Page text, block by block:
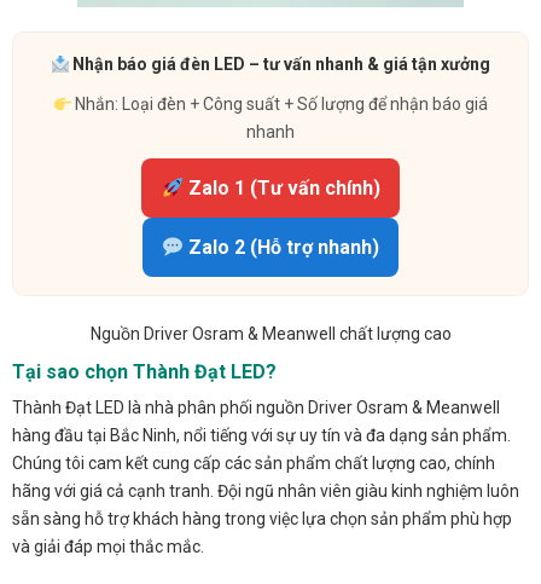
Nhận báo giá đèn LED – tư vấn nhanh & giá tận xưởng
Nhắn: Loại đèn + Công suất + Số lượng để nhận báo giá
nhanh
Zalo 1 (Tư vấn chính)
Zalo 2 (Hỗ trợ nhanh)
Nguồn Driver Osram & Meanwell chất lượng cao
Tại sao chọn Thành Đạt LED?
Thành Đạt LED là nhà phân phối nguồn Driver Osram & Meanwell
hàng đầu tại Bắc Ninh, nổi tiếng với sự uy tín và đa dạng sản phẩm.
Chúng tôi cam kết cung cấp các sản phẩm chất lượng cao, chính
hãng với giá cả cạnh tranh. Đội ngũ nhân viên giàu kinh nghiệm luôn
sẵn sàng hỗ trợ khách hàng trong việc lựa chọn sản phẩm phù hợp
và giải đáp mọi thắc mắc.